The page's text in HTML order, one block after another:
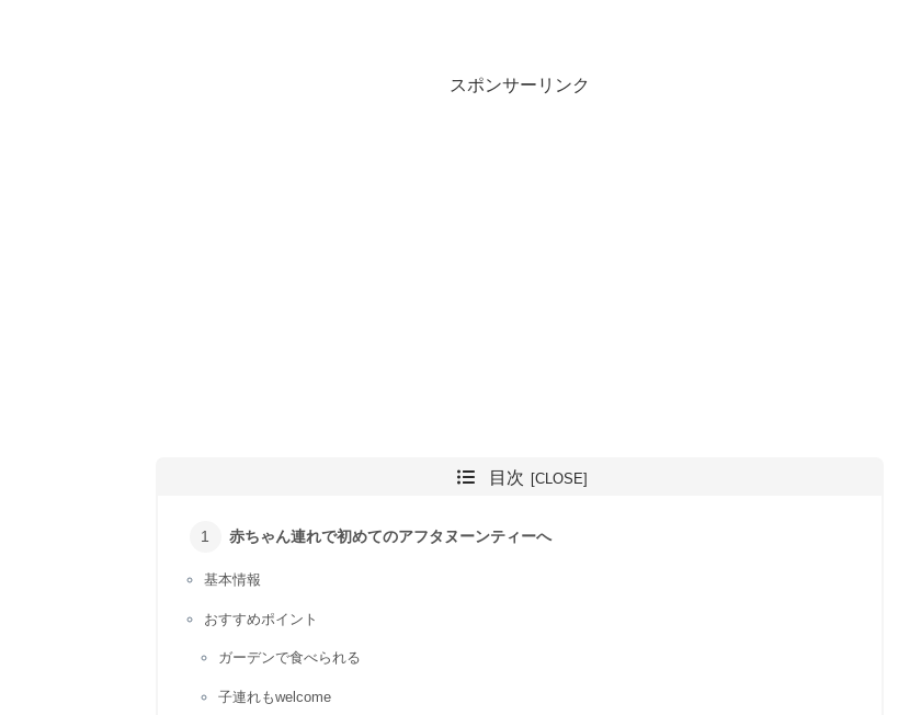
スポンサーリンク
目次
赤ちゃん連れで初めてのアフタヌーンティーへ
基本情報
おすすめポイント
ガーデンで食べられる
子連れもwelcome